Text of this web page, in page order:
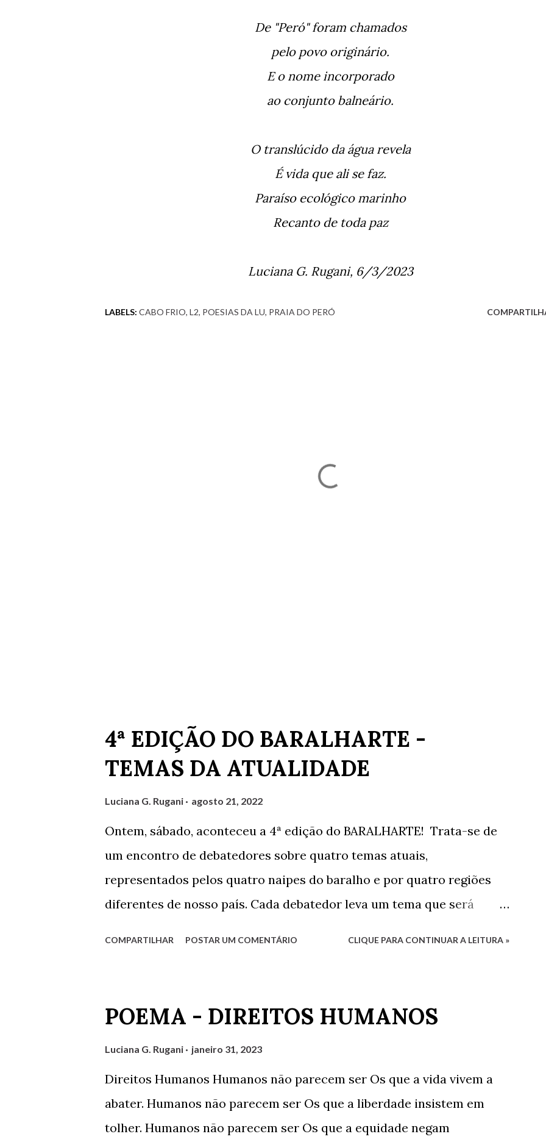
De "Peró" foram chamados
pelo povo originário.
E o nome incorporado
ao conjunto balneário.
O translúcido da água revela
É vida que ali se faz.
Paraíso ecológico marinho
Recanto de toda paz
Luciana G. Rugani, 6/3/2023
LABELS: CABO FRIO L2 POESIAS DA LU PRAIA DO PERÓ
4ª EDIÇÃO DO BARALHARTE -
TEMAS DA ATUALIDADE
Luciana G. Rugani agosto 21, 2022
Ontem, sábado, aconteceu a 4ª edição do BARALHARTE! Trata-se de
um encontro de debatedores sobre quatro temas atuais,
representados pelos quatro naipes do baralho e por quatro regiões
diferentes de nosso país. Cada debatedor leva um tema que será
representando Santa Catarina, em razão de um compromisso de
última hora, não pôde participar. Mas contamos também com as
convidadas Mirtzi Lima Ribeiro e Valéria Kataki e com os convidados
Hairon Herbert, Julimar Silva, Ricardo Vianna Hoffmann e Tarciso
Martins. Agradeço a Gilvaldo Quinzeiro pelo convite e pela
COMPARTILHAR POSTAR UM COMENTÁRIO CLIQUE PARA CONTINUAR A LEITURA »
POEMA - DIREITOS HUMANOS
Luciana G. Rugani janeiro 31, 2023
Direitos Humanos Humanos não parecem ser Os que a vida vivem a
abater. Humanos não parecem ser Os que a liberdade insistem em
tolher. Humanos não parecem ser Os que a equidade negam